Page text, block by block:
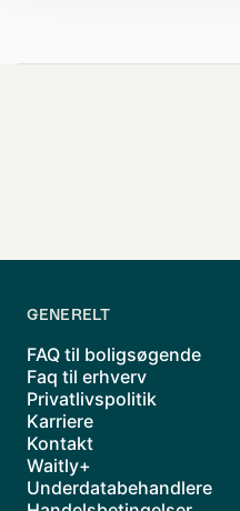
GENERELT
FAQ til boligsøgende
Faq til erhverv
Privatlivspolitik
Karriere
Kontakt
Waitly+
Underdatabehandlere